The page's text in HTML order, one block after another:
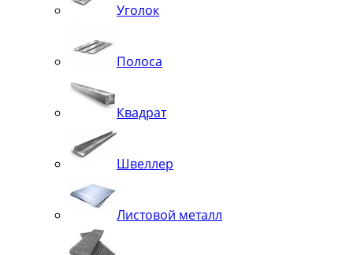
Уголок
Полоса
Квадрат
Швеллер
Листовой металл